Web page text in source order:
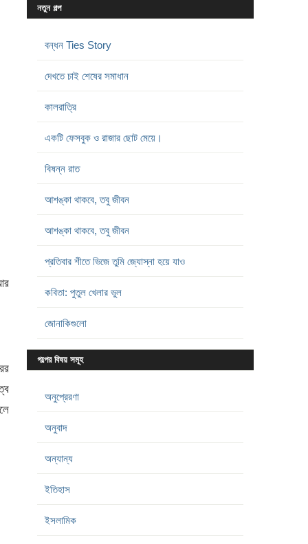
নতুন গল্প
বন্ধন Ties Story
দেখতে চাই শেষের সমাধান
কালরাত্রি
একটি ফেসবুক ও রাজার ছোট মেয়ে।
বিষন্ন রাত
আশঙ্কা থাকবে, তবু জীবন
আশঙ্কা থাকবে, তবু জীবন
প্রতিবার শীতে ভিজে তুমি জ্যোস্না হয়ে যাও
কবিতা: পুতুল খেলার ভুল
জোনাকিগুলো
গল্পের বিষয় সমূহ
অনুপ্রেরণা
অনুবাদ
অন্যান্য
ইতিহাস
ইসলামিক